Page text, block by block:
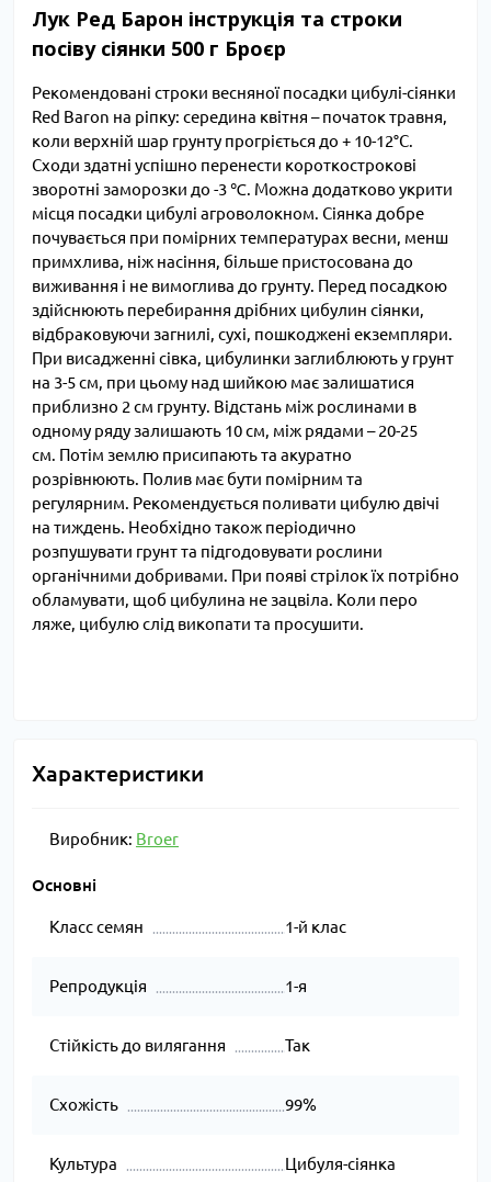
Лук Ред Барон інструкція та строки
посіву сіянки 500 г Броєр
Рекомендовані строки весняної посадки цибулі-сіянки
Red Baron на ріпку: середина квітня – початок травня,
коли верхній шар грунту прогріється до + 10-12°C.
Сходи здатні успішно перенести короткострокові
зворотні заморозки до -3 ℃. Можна додатково укрити
місця посадки цибулі агроволокном. Сіянка добре
почувається при помірних температурах весни, менш
примхлива, ніж насіння, більше пристосована до
виживання і не вимоглива до грунту. Перед посадкою
здійснюють перебирання дрібних цибулин сіянки,
відбраковуючи загнилі, сухі, пошкоджені екземпляри.
При висадженні сівка, цибулинки заглиблюють у грунт
на 3-5 см, при цьому над шийкою має залишатися
приблизно 2 см грунту. Відстань між рослинами в
одному ряду залишають 10 см, між рядами – 20-25
см. Потім землю присипають та акуратно
розрівнюють. Полив має бути помірним та
регулярним. Рекомендується поливати цибулю двічі
на тиждень. Необхідно також періодично
розпушувати грунт та підгодовувати рослини
органічними добривами. При появі стрілок їх потрібно
обламувати, щоб цибулина не зацвіла. Коли перо
ляже, цибулю слід викопати та просушити.
Характеристики
Виробник: Broer
Основні
Класс семян 1-й клас
Репродукція 1-я
Стійкість до вилягання Так
Схожість 99%
Культура Цибуля-сіянка